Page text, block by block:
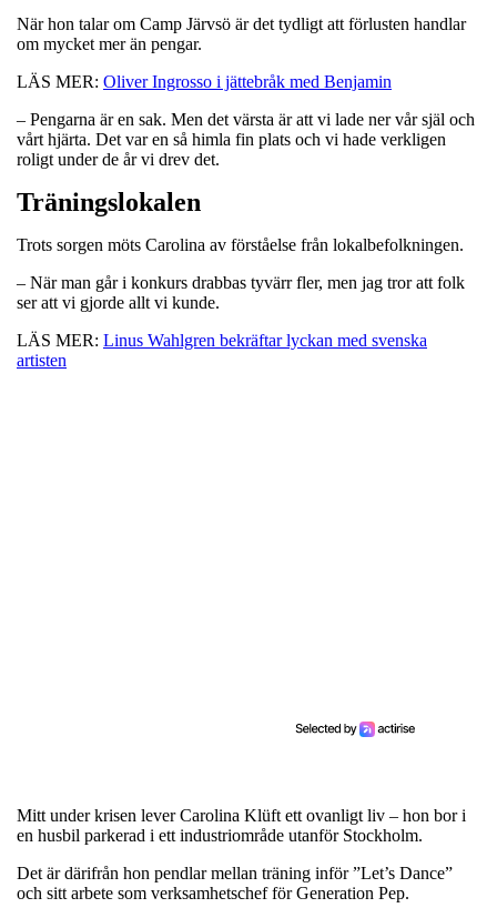
När hon talar om Camp Järvsö är det tydligt att förlusten handlar
om mycket mer än pengar.
LÄS MER: Oliver Ingrosso i jättebråk med Benjamin
– Pengarna är en sak. Men det värsta är att vi lade ner vår själ och
vårt hjärta. Det var en så himla fin plats och vi hade verkligen
roligt under de år vi drev det.
Träningslokalen
Trots sorgen möts Carolina av förståelse från lokalbefolkningen.
– När man går i konkurs drabbas tyvärr fler, men jag tror att folk
ser att vi gjorde allt vi kunde.
LÄS MER: Linus Wahlgren bekräftar lyckan med svenska
artisten
Mitt under krisen lever Carolina Klüft ett ovanligt liv – hon bor i
en husbil parkerad i ett industriområde utanför Stockholm.
Det är därifrån hon pendlar mellan träning inför ”Let’s Dance”
och sitt arbete som verksamhetschef för Generation Pep.